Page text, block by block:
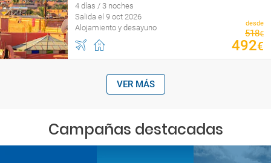
4 días / 3 noches
Salida el 9 oct 2026
Alojamiento y desayuno
desde
518€
492€
VER MÁS
Campañas destacadas